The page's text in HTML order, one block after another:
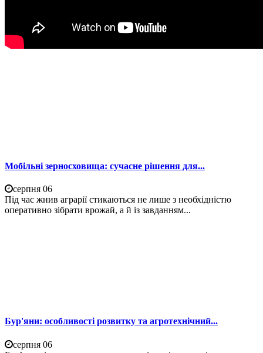
Мобільні зерносховища: сучасне рішення для...
серпня 06
Під час жнив аграрії стикаються не лише з необхідністю
оперативно зібрати врожай, а й із завданням...
Бур'яни: особливості розвитку та агротехнічний...
серпня 06